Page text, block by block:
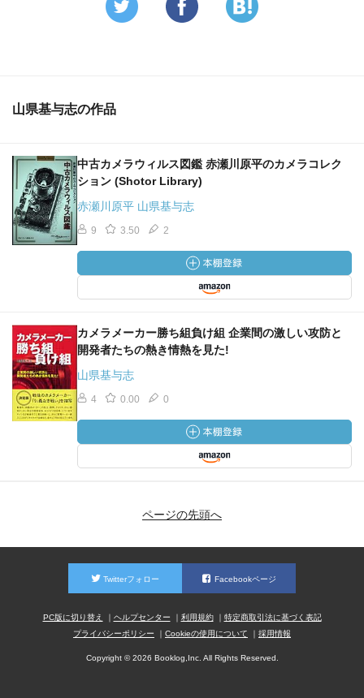
山県基与志の作品
中古カメラウィルス図鑑 赤瀬川原平のカメラコレク
ション (Shotor Library)
赤瀬川原平 山県基与志
9 3.50 2
カメラメーカー勝ち組負け組 企業間の激しい攻防と
開発者たちの熱き情熱を見た!
山県基与志
4 0.00 0
ページの先頭へ
Twitterフォロー Facebookページ
PC版に切り替え ヘルプセンター 利用規約
特定商取引法に基づく表記
プライバシーポリシー
Cookieの使用について 採用情報
Copyright © 2026 Booklog,Inc. All Rights Reserved.